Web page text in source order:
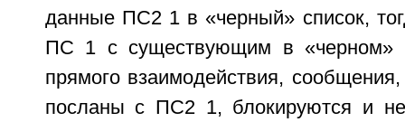
данные ПС2 1 в «черный» список,
ПС 1 с существующим в «черном»
прямого взаимодействия,
посланы с ПС2 1, блокируются и